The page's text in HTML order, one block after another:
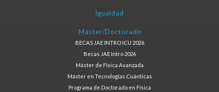
Igualdad
Máster/Doctorado
BECAS JAE INTRO ICU 2026
Becas JAE Intro 2026
Máster de Física Avanzada
Máster en Tecnologías Cuánticas
Programa de Doctorado en Física